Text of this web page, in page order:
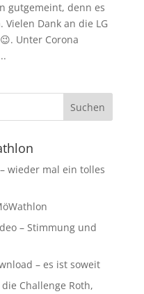
gutgemeint, denn es
Dank an die LG
Unter Corona
wieder mal ein tolles
– Stimmung und
– es ist soweit
Challenge Roth,